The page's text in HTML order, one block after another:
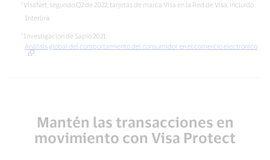
a
presencia
después
transacción
VisaNet, segundo Q2 de 2022, tarjetas de marca Visa en la Red de Visa, incluido
Interlink
Investigación de Sapio 2021:
Análisis global del comportamiento del consumidor en el comercio electrónico
Mantén las transacciones en
movimiento con Visa Protect